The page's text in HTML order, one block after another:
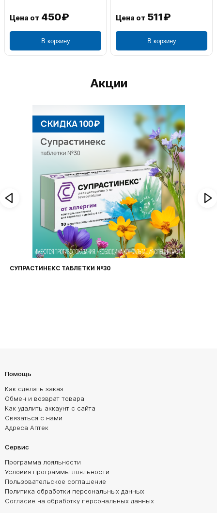
511₽ 1 195₽
Акции
№30
Помощь
Как сделать заказ
Обмен и возврат товара
Как удалить аккаунт с сайта
Связаться с нами
Адреса Аптек
Сервис
Программа лояльности
Условия программы лояльности
Пользовательское соглашение
Политика обработки персональных данных
Согласие на обработку персональных данных